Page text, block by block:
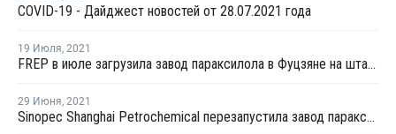
COVID-19 - Дайджест новостей от 28.07.2021 года
19 Июля, 2021
FREP в июле загрузила завод параксилола в Фуцзяне на штатном уровне
29 Июня, 2021
Sinopec Shanghai Petrochemical перезапустила завод параксилола № 1 после планового ремонта